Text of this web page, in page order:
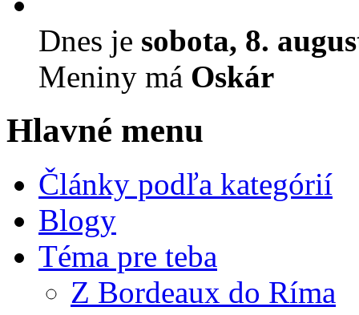
Dnes je sobota, 8.
Meniny má Oskár
Hlavné menu
Články podľa kategórií
Blogy
Téma pre teba
Z Bordeaux do Ríma